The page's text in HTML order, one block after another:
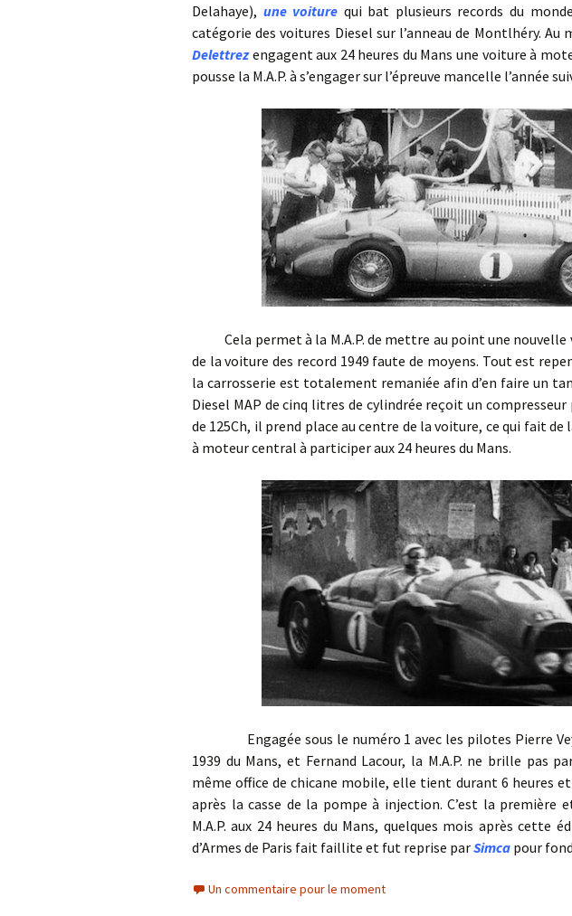
Delahaye), une voiture qui bat plusieurs records du
catégorie des voitures Diesel sur l’anneau de Montlhéry. Au
Delettrezengagent aux 24 heures du Mans une voiture à
pousse la M.A.P. à s’engager sur l’épreuve mancelle l’année
Cela permet à la M.A.P. de mettre au point une nouvelle
de la voiture des record 1949 faute de moyens. Tout est
la carrosserie est totalement remaniée afin d’en faire un
Diesel MAP de cinq litres de cylindrée reçoit un compresseur
de 125Ch, il prend place au centre de la voiture, ce qui fait de
à moteur central à participer aux 24 heures du Mans.
Engagée sous le numéro 1 avec les pilotes Pierre
1939 du Mans, et Fernand Lacour, la M.A.P. ne brille pas
même office de chicane mobile, elle tient durant 6 heures
après la casse de la pompe à injection. C’est la première
M.A.P. aux 24 heures du Mans, quelques mois après cette
d’Armes de Paris fait faillite et fut reprise parSimca pour
Un commentaire pour le moment